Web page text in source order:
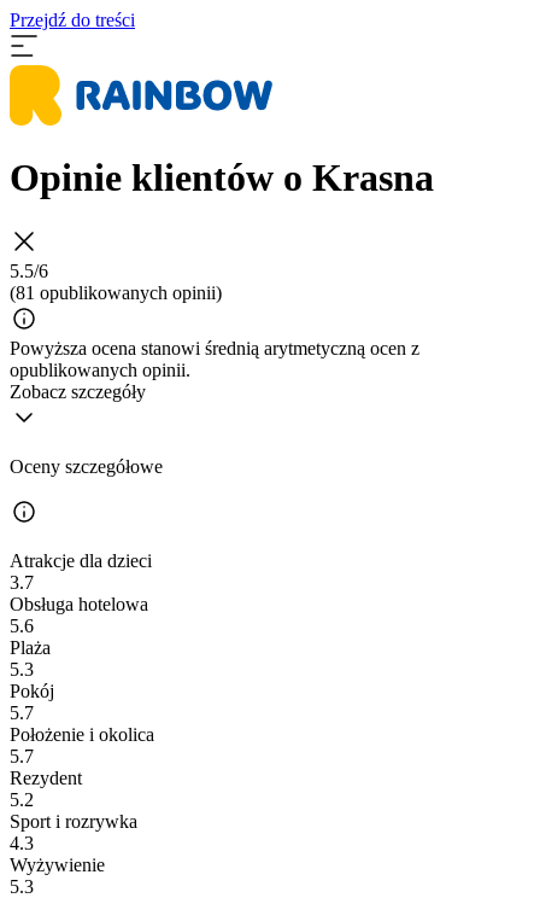
Przejdź do treści
Opinie klientów o Krasna
5.5/6
(81 opublikowanych opinii)
Powyższa ocena stanowi średnią arytmetyczną ocen z
opublikowanych opinii.
Zobacz szczegóły
Oceny szczegółowe
Atrakcje dla dzieci
3.7
Obsługa hotelowa
5.6
Plaża
5.3
Pokój
5.7
Położenie i okolica
5.7
Rezydent
5.2
Sport i rozrywka
4.3
Wyżywienie
5.3